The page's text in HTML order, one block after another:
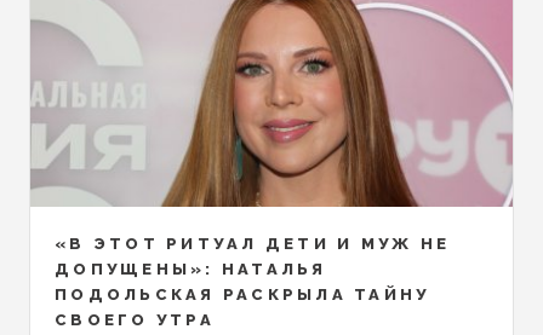
«В ЭТОТ РИТУАЛ ДЕТИ И МУЖ НЕ
ДОПУЩЕНЫ»: НАТАЛЬЯ
ПОДОЛЬСКАЯ РАСКРЫЛА ТАЙНУ
СВОЕГО УТРА